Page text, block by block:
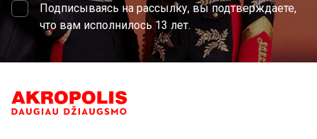
Подписываясь на рассылку, вы подтверждаете,
что вам исполнилось 13 лет.